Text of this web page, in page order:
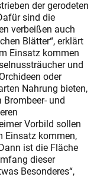
der gerodeten
sind die
verbeißen auch
Blätter“, erklärt
Einsatz kommen
und
oder
Nahrung bieten,
und
Vorbild sollen
Einsatz kommen,
ist die Fläche
dieser
Besonderes“,